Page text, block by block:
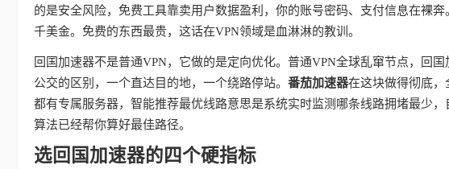
的是安全风险，免费工具靠卖用户数据盈利，你的账号密码、支付信息在裸
千美金。免费的东西最贵，这话在VPN领域是血淋淋的教训。
回国加速器不是普通VPN，它做的是定向优化。普通VPN全球乱窜节点，回
公交的区别，一个直达目的地，一个绕路停站。 番茄加速器在这块做得彻底，
都有专属服务器，智能推荐最优线路意思是系统实时监测哪条线路拥堵最少
算法已经帮你算好最佳路径。
选回国加速器的四个硬指标